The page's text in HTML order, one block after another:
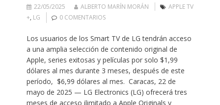
22/05/2025 ALBERTO MARÍN MORÁN
APPLE TV
+, LG 0 COMENTARIOS
Los usuarios de los Smart TV de LG tendrán acceso
a una amplia selección de contenido original de
Apple, series exitosas y películas por solo $1,99
dólares al mes durante 3 meses, después de este
período, $6,99 dólares al mes. Caracas, 22 de
mayo de 2025 — LG Electronics (LG) ofrecerá tres
meses de acceso ilimitado a Apple Originals y